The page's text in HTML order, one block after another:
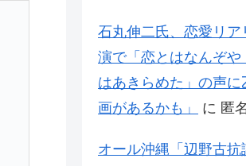
石丸伸二氏、恋愛リア
演で「恋とはなんぞ
はあきらめた」の声
画があるかも」
に 匿名
オール沖縄「辺野古抗